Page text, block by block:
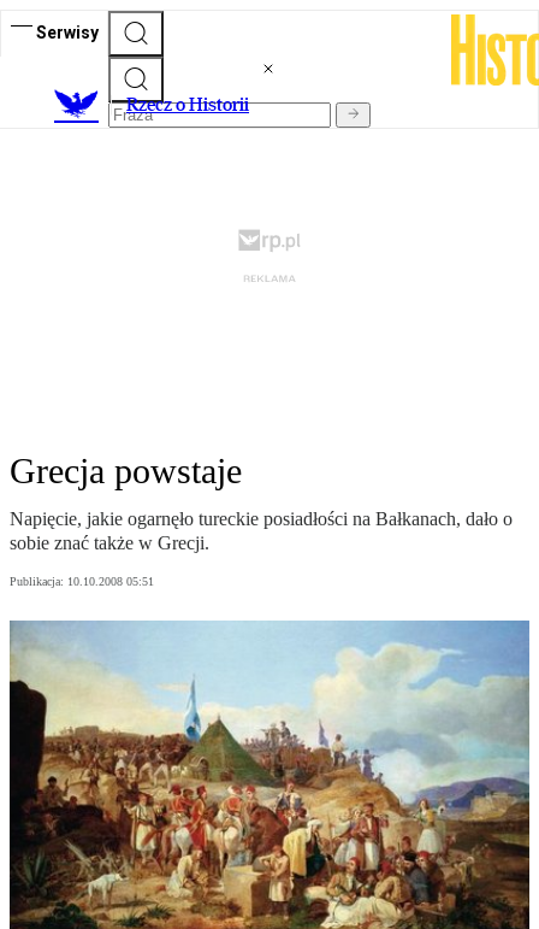
Serwisy
Rzecz o Historii
Grecja powstaje
Napięcie, jakie ogarnęło tureckie posiadłości na Bałkanach, dało o
sobie znać także w Grecji.
Publikacja: 10.10.2008 05:51